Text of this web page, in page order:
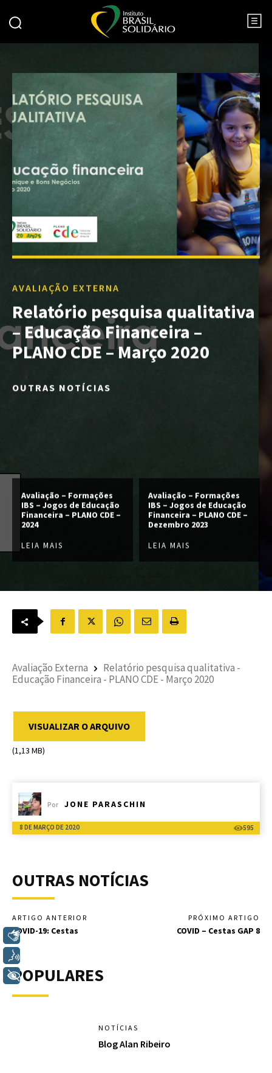
AVALIAÇÃO EXTERNA
Relatório pesquisa qualitativa
– Educação Financeira –
PLANO CDE – Março 2020
OUTRAS NOTÍCIAS
Avaliação – Formações
IBS – Jogos de Educação
Financeira – PLANO CDE –
2024
LEIA MAIS
Avaliação – Formações
IBS – Jogos de Educação
Financeira – PLANO CDE –
Dezembro 2023
LEIA MAIS
Avaliação Externa
Relatório pesquisa qualitativa -
Educação Financeira - PLANO CDE - Março 2020
VISUALIZAR O ARQUIVO
(1,13 MB)
Por JONE PARASCHIN
8 DE MARÇO DE 2020 595
OUTRAS NOTÍCIAS
ARTIGO ANTERIOR
COVID-19: Cestas
PRÓXIMO ARTIGO
COVID – Cestas GAP 8
POPULARES
NOTÍCIAS
Blog Alan Ribeiro
Libras
+ Acessibilidade